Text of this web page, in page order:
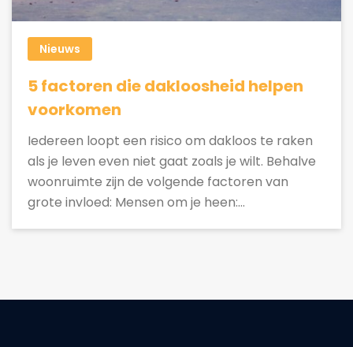
Nieuws
5 factoren die dakloosheid helpen
voorkomen
Iedereen loopt een risico om dakloos te raken
als je leven even niet gaat zoals je wilt. Behalve
woonruimte zijn de volgende factoren van
grote invloed: Mensen om je heen:…